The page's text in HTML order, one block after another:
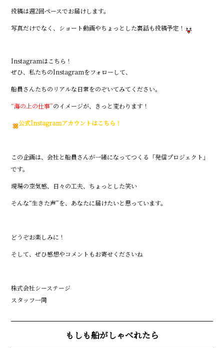
投稿は週2回ペースでお届けします。
写真だけでなく、ショート動画やちょっとした裏話も投稿予定！
Instagramはこちら！
ぜひ、私たちのInstagramをフォローして、
船員さんたちのリアルな日常をのぞいてみてください。
“海の上の仕事”のイメージが、きっと変わります！
公式Instagramアカウントはこちら！
この企画は、会社と船員さんが一緒になってつくる「発信プロジェクト」
です。
現場の空気感、日々の工夫、ちょっとした笑い――
そんな“生きた声”を、あなたに届けたいと思っています。
どうぞお楽しみに！
そして、ぜひ感想やコメントもお寄せくださいね
株式会社シーステージ
スタッフ一同
もしも船がしゃべれたら